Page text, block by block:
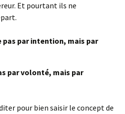
Et pourtant ils ne
pas par intention, mais par
par volonté, mais par
pour bien saisir le concept de